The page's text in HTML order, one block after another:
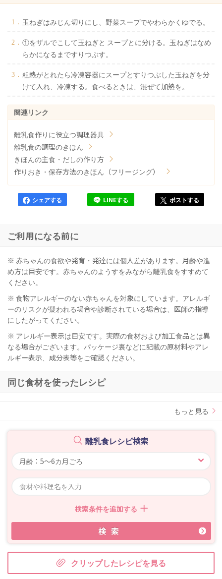
玉ねぎはみじん切りにし、野菜スープでやわらかくゆでる。
①をザルでこして玉ねぎと スープとに分ける。玉ねぎはなめ
らかになるまですりつぶす。
粗熱がとれたら冷凍容器にスープとすりつぶした玉ねぎを分
けて入れ、冷凍する。食べるときは、混ぜて加熱を。
離乳食作りに役立つ調理器具
離乳食の調理のきほん
きほんの主食・だしの作り方
作りおき・保存方法のきほん（フリージング）
シェアする LINEする ポストする
ご利用になる前に
※ 赤ちゃんの食欲や発育・発達には個人差があります。月齢や進
め方は目安です。赤ちゃんのようすをみながら離乳食をすすめて
ください。
※ 食物アレルギーのない赤ちゃんを対象にしています。アレルギ
ーのリスクが疑われる場合や診断されている場合は、医師の指導
にしたがってください。
※ アレルギー表示は目安です。実際の食材および加工食品とは異
なる場合がございます。パッケージ裏などに記載の原材料やアレ
ルギー表示、成分表等をご確認ください。
同じ食材を使ったレシピ
もっと見る
離乳食レシピ検索
検索条件を追加する
検索
クリップしたレシピを見る